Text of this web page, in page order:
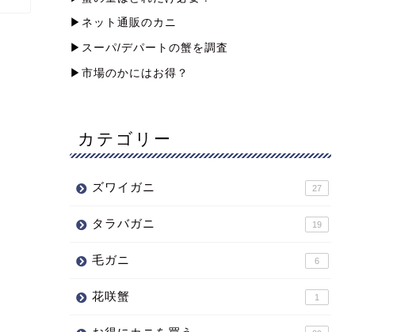
▶︎ネット通販のカニ
▶︎スーパ/デパートの蟹を調査
▶︎市場のかにはお得？
カテゴリー
ズワイガニ 27
タラバガニ 19
毛ガニ 6
花咲蟹 1